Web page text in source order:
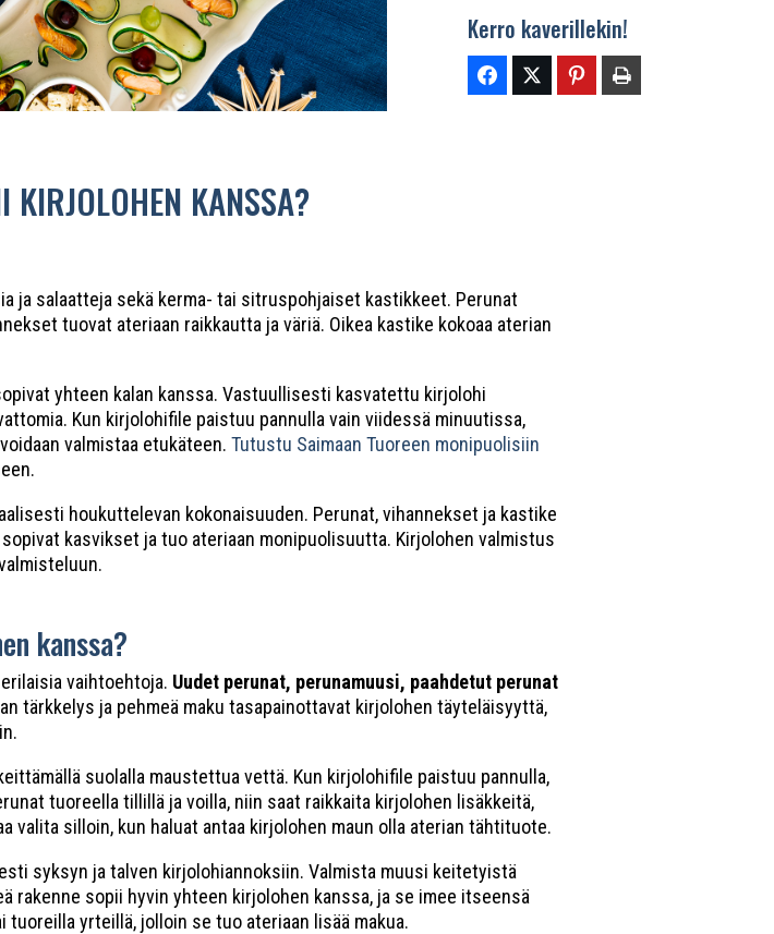
Kerro kaverillekin!
KANSSA?
ja salaatteja sekä kerma- tai sitruspohjaiset kastikkeet. Perunat
tuovat ateriaan raikkautta ja väriä. Oikea kastike kokoaa aterian
yhteen kalan kanssa. Vastuullisesti kasvatettu kirjolohi
Kun kirjolohifile paistuu pannulla vain viidessä minuutissa,
valmistaa etukäteen.Tutustu Saimaan Tuoreen monipuolisiin
houkuttelevan kokonaisuuden. Perunat, vihannekset ja kastike
kasvikset ja tuo ateriaan monipuolisuutta. Kirjolohen valmistus
kanssa?
vaihtoehtoja. Uudet perunat, perunamuusi, paahdetut perunat
tärkkelys ja pehmeä maku tasapainottavat kirjolohen täyteläisyyttä,
suolalla maustettua vettä. Kun kirjolohifile paistuu pannulla,
tuoreella tillillä ja voilla, niin saat raikkaita kirjolohen lisäkkeitä,
silloin, kun haluat antaa kirjolohen maun olla aterian tähtituote.
syksyn ja talven kirjolohiannoksiin. Valmista muusi keitetyistä
rakenne sopii hyvin yhteen kirjolohen kanssa, ja se imee itseensä
yrteillä, jolloin se tuo ateriaan lisää makua.